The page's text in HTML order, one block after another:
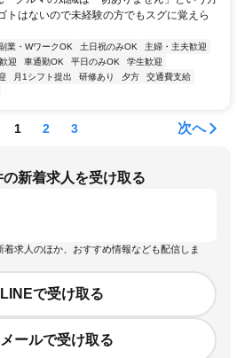
トはないので未経験の方でもスグに覚えら
業・WワークOK 土日祝のみOK
主婦・主夫歓迎
迎 車通勤OK 平日のみOK
学生歓迎
月1シフト提出 研修あり 夕方
交通費支給
1 2 3 次へ
の新着求人を受け取る
着求人のほか、おすすめ情報なども配信しま
LINEで受け取る
メールで受け取る